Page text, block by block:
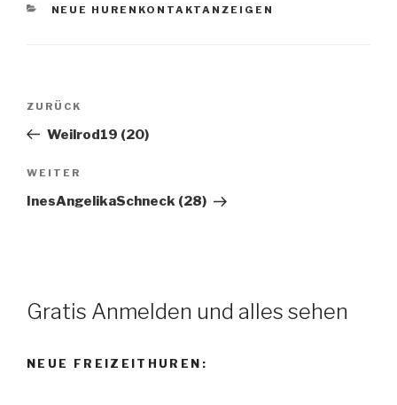
KATEGORIEN
NEUE HURENKONTAKTANZEIGEN
Beitragsnavigation
Vorheriger
Beitrag
ZURÜCK
Weilrod19 (20)
Nächster
Beitrag
WEITER
InesAngelikaSchneck (28)
Gratis Anmelden und alles sehen
NEUE FREIZEITHUREN: